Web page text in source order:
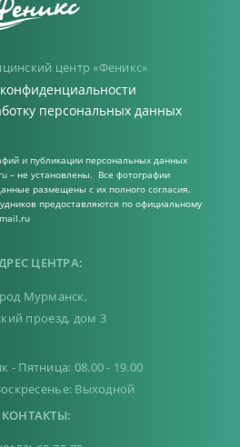
центр «Феникс»
персональных данных
и публикации персональных данных
– не установлены. Все фотографии
размещены с их полного согласия.
предоставляются по официальному
ЦЕНТРА:
Мурманск,
проезд, дом 3
- Пятница: 08.00 - 19.00
Выходной
КОНТАКТЫ: